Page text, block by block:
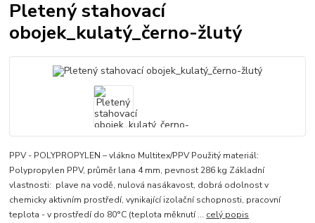
Pletený stahovací
obojek_kulatý_černo-žlutý
PPV - POLYPROPYLEN – vlákno Multitex/PPV Použitý materiál:
Polypropylen PPV, průměr lana 4 mm, pevnost 286 kg Základní
vlastnosti: plave na vodě, nulová nasákavost, dobrá odolnost v
chemicky aktivním prostředí, vynikající izolační schopnosti, pracovní
teplota - v prostředí do 80°C (teplota měknutí ... celý popis